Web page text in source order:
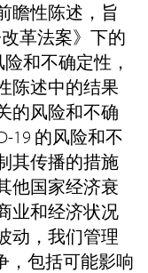
瞻性陈述，旨
革法案》下的
和不确定性，
陈述中的结果
的风险和不确
19 的风险和不
其传播的措施
他国家经济衰
业和经济状况
动，我们管理
，包括可能影响